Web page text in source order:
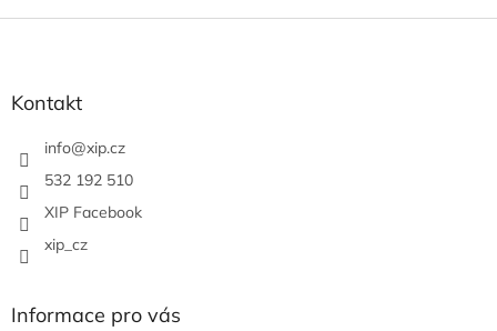
d
v
Z
Kontakt
info@xip.cz
532 192 510
XIP Facebook
xip_cz
Informace pro vás